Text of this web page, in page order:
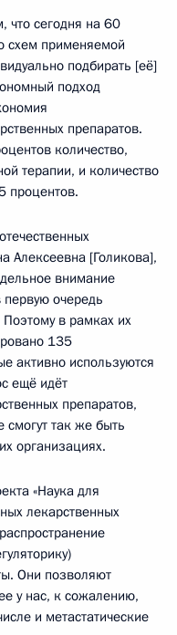
что сегодня на 60
схем применяемой
подбирать [её]
подход
препаратов.
количество,
терапии, и количество
процентов.
Алексеевна [Голикова],
внимание
очередь
Поэтому в рамках их
135
активно используются
ещё идёт
препаратов,
так же быть
организациях.
«Наука для
лекарственных
Они позволяют
у нас, к сожалению,
и метастатические